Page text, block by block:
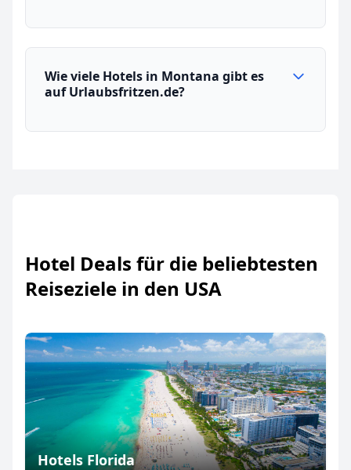
Wie viele Hotels in Montana gibt es
auf Urlaubsfritzen.de?
Hotel Deals für die beliebtesten
Reiseziele in den USA
Hotels Florida